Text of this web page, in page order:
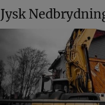
til